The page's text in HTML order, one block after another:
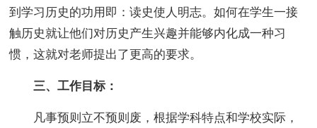
到学习历史的功用即：读史使人明志。如何在学生一接
触历史就让他们对历史产生兴趣并能够内化成一种习
惯，这就对老师提出了更高的要求。
三、工作目标：
凡事预则立不预则废，根据学科特点和学校实际，